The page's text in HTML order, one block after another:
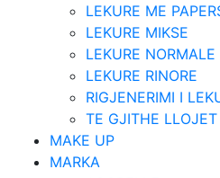
LEKURE ME
LEKURE MIKSE
LEKURE NORMALE
LEKURE RINORE
RIGJENERIMI I
TE GJITHE LLOJET
MAKE UP
MARKA